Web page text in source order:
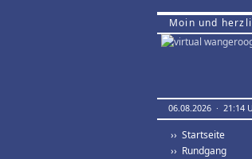
Moin und
06.08.2026 · 21:14
›› Startseite
›› Rundgang